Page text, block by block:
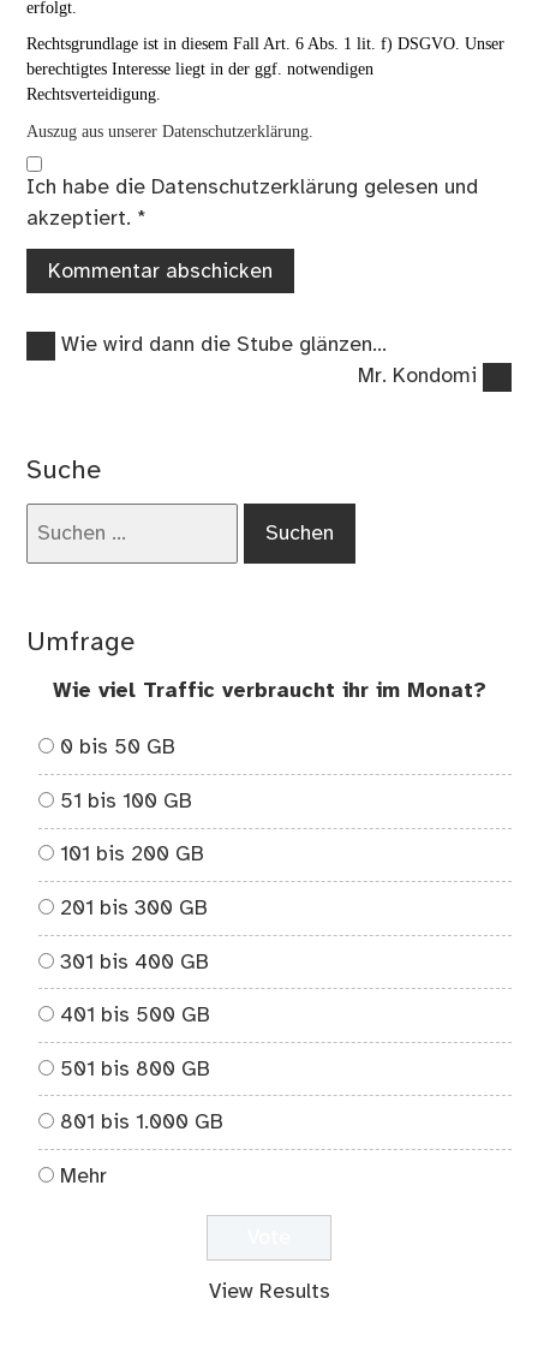
erfolgt.
Rechtsgrundlage ist in diesem Fall Art. 6 Abs. 1 lit. f) DSGVO. Unser
berechtigtes Interesse liegt in der ggf. notwendigen
Rechtsverteidigung.
Auszug aus unserer Datenschutzerklärung.
Ich habe die Datenschutzerklärung gelesen und
akzeptiert. *
Beitragsnavigation
Vorheriger
Wie wird dann die Stube glänzen…
Nächster
Mr. Kondomi
Suche
Umfrage
Wie viel Traffic verbraucht ihr im Monat?
0 bis 50 GB
51 bis 100 GB
101 bis 200 GB
201 bis 300 GB
301 bis 400 GB
401 bis 500 GB
501 bis 800 GB
801 bis 1.000 GB
Mehr
View Results